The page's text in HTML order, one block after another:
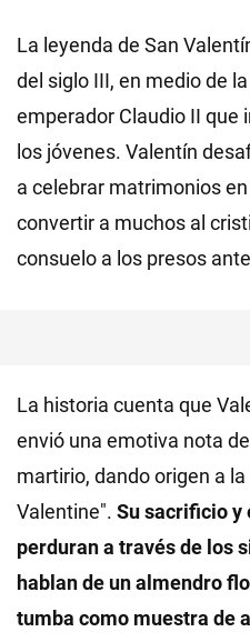
La leyenda de San
del siglo III, en medio de
emperador Claudio II que
los jóvenes. Valentín
a celebrar matrimonios
convertir a muchos al
consuelo a los presos
La historia cuenta que
envió una emotiva nota
martirio, dando origen a
Valentine". Su sacrificio y
perduran a través de los
hablan de un almendro
tumba como muestra de